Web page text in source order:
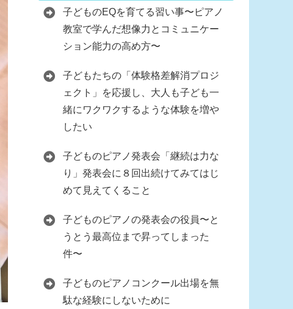
子どものEQを育てる習い事〜ピアノ
教室で学んだ想像力とコミュニケー
ション能力の高め方〜
子どもたちの「体験格差解消プロジ
ェクト」を応援し、大人も子ども一
緒にワクワクするような体験を増や
したい
子どものピアノ発表会「継続は力な
り」発表会に８回出続けてみてはじ
めて見えてくること
子どものピアノの発表会の役員〜と
うとう最高位まで昇ってしまった
件〜
子どものピアノコンクール出場を無
駄な経験にしないために